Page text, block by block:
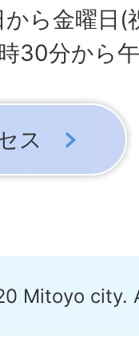
から金曜日(
30分から
ス
Mitoyo city.